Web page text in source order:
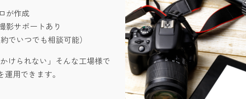
が作成
影サポートあり
でいつでも相談可能）
けられない」そんな工場様で
用できます。